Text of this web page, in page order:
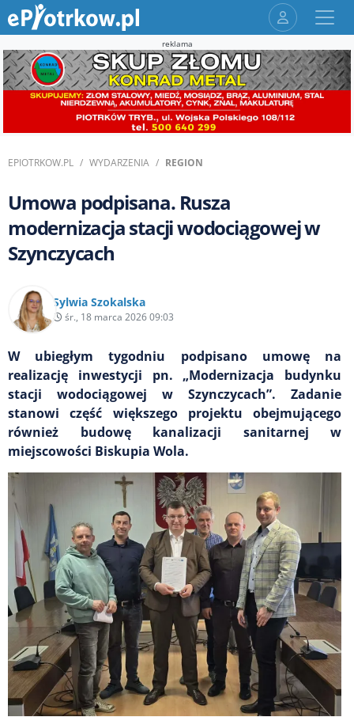
reklama
EPIOTRKOW.PL WYDARZENIA REGION
Umowa podpisana. Rusza
modernizacja stacji wodociągowej w
Szynczycach
Sylwia Szokalska
śr., 18 marca 2026 09:03
W ubiegłym tygodniu podpisano umowę na
realizację inwestycji pn. „Modernizacja budynku
stacji wodociągowej w Szynczycach”. Zadanie
stanowi część większego projektu obejmującego
również budowę kanalizacji sanitarnej w
miejscowości Biskupia Wola.